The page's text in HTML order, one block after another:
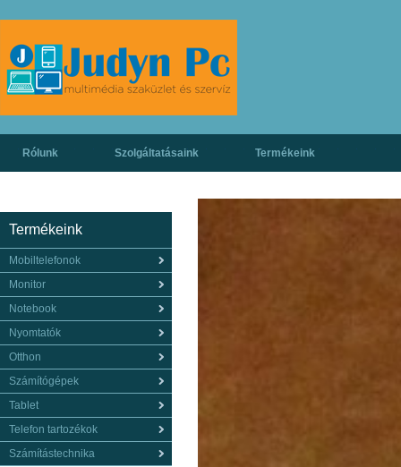
Rólunk Szolgáltatásaink Termékeink
Termékeink
Mobiltelefonok
Monitor
Notebook
Nyomtatók
Otthon
Számítógépek
Tablet
Telefon tartozékok
Számítástechnika